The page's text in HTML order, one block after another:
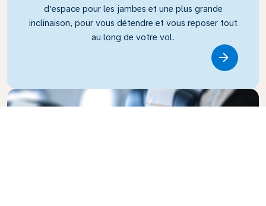
d'espace pour les jambes et une plus grande
inclinaison, pour vous détendre et vous reposer tout
au long de votre vol.